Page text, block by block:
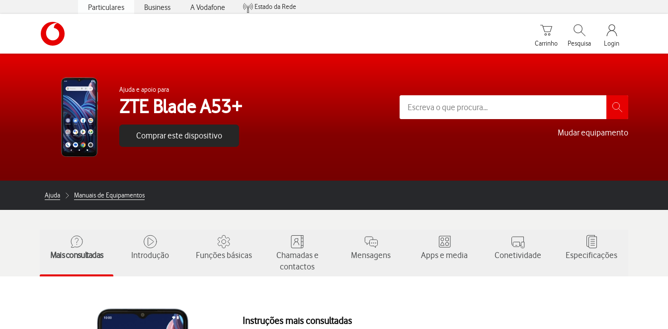
Particulares Business A Vodafone
Estado da Rede
Carrinho de compras
Carrinho
Pesquisar
Pesquisa
My Vodafone
Login
Ajuda e apoio para
ZTE Blade A53+
Comprar este dispositivo Mudar equipamento
Ajuda Manuais de Equipamentos
Mais consultadas Introdução Funções básicas
Chamadas e
contactos
Mensagens Apps e media Conetividade Especificações
Instruções mais consultadas